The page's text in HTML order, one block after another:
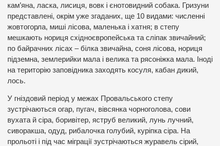
кам’яна, ласка, лисиця, вовк і єнотовидний собака. Гризуни
представлені, окрім уже згаданих, ще 10 видами: численні
жовтогорла, миші лісова, маленька і хатня; в степу
мешкають нориця східноєвропейська та сліпак звичайний;
по байрачних лісах – білка звичайна, соня лісова, нориця
підземна, землерийки мала і велика та рясоніжка мала. Іноді
на територію заповідника заходять косуля, кабан дикий,
лось.
У гніздовий період у межах Провальського степу
зустрічаються огар, пугач, вівсянка чорноголова, сови
вухата й сіра, боривітер, яструб великий, лунь лучний,
сиворакша, одуд, рибалочка голубий, куріпка сіра. На
прольоті і під час міграції зустрічаються журавель сірий,